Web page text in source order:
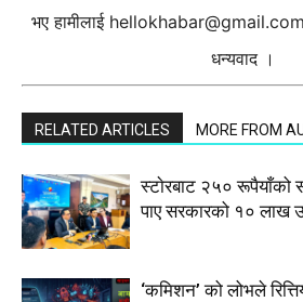
भए हामीलाई hellokhabar@gmail.com
धन्यवाद ।
RELATED ARTICLES MORE FROM
स्टाेरबाट २५० रूपैयाँको
पाए सरकारको १० लाख
‘कमिशन’ को लोभले